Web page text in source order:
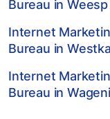
Bureau in Weesp
Internet
Bureau in
Internet
Bureau in